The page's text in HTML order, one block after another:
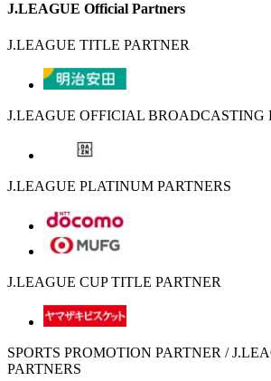
J.LEAGUE Official Partners
J.LEAGUE TITLE PARTNER
J.LEAGUE OFFICIAL BROADCASTING
J.LEAGUE PLATINUM PARTNERS
J.LEAGUE CUP TITLE PARTNER
SPORTS PROMOTION PARTNER /
PARTNERS